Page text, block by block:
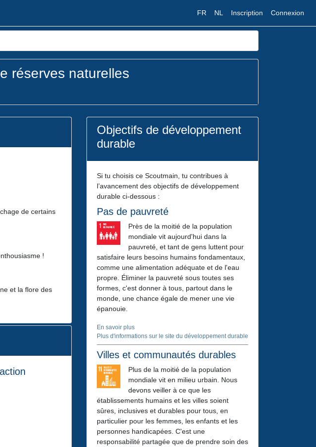
FR NL Inscription Connexion
réserves naturelles
de certains
!
et la flore des
Objectifs de développement
durable
Si tu choisis ce Scoutmain, tu contribues à
l’avancement des objectifs de développement
durable ci-dessous :
Pas de pauvreté
Près de la moitié de la population
mondiale vit aujourd'hui dans la
pauvreté, et tant de gens luttent pour
satisfaire leurs besoins humains fondamentaux,
comme une alimentation adéquate et de l'eau
propre. Éliminer la pauvreté sous toutes ses
formes , c'est donner à tous, partout dans le
monde , une chance égale de mener une vie
épanouie.
En savoir plus
Plus d'informations sur le site du développement durable
Villes et communautés durables
Plus de la moitié de la population
mondiale vit en milieu urbain. Nous
devons veiller à ce que les
établissements humains et les villes soient
sûres, inclusives et durables pour tous , en
particulier pour les femmes, les enfants et les
personnes handicapées. C'est une
responsabilité partagée que de prendre soin des